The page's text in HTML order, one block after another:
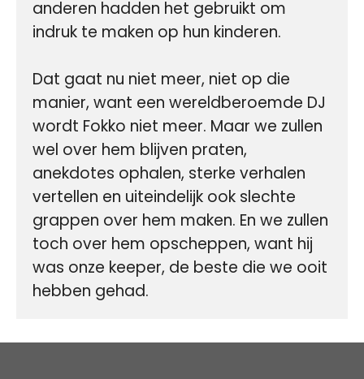
anderen hadden het gebruikt om
indruk te maken op hun kinderen.
Dat gaat nu niet meer, niet op die
manier, want een wereldberoemde DJ
wordt Fokko niet meer. Maar we zullen
wel over hem blijven praten,
anekdotes ophalen, sterke verhalen
vertellen en uiteindelijk ook slechte
grappen over hem maken. En we zullen
toch over hem opscheppen, want hij
was onze keeper, de beste die we ooit
hebben gehad.